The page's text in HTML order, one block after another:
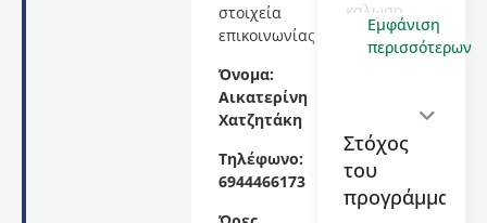
στοιχεία
επικοινωνίας
Όνομα:
Αικατερίνη
Χατζητάκη
Τηλέφωνο:
6944466173
καλωσορίζει
στο
εκπαιδευτικό
«Τρισδιάστατη
εκτύπωση
(3Dprinting)
στο
Εμφάνιση
περισσότερων
Στόχος
του
προγράμματος